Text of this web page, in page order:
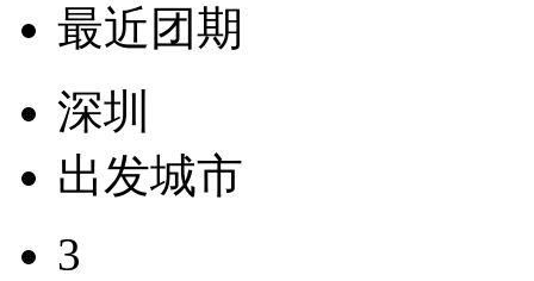
最近团期
深圳
出发城市
3